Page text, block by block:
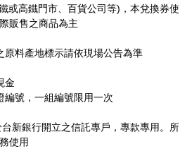
或高鐵門市、百貨公司等)，本兌換券使
販售之商品為主
原料產地標示請依現場公告為準
金
編號，一組編號限用一次
新銀行開立之信託專戶，專款專用。所
使用